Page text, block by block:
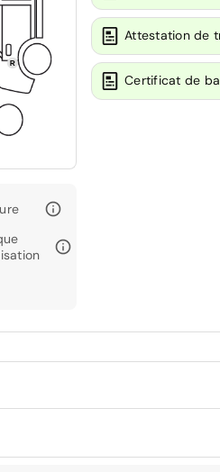
Attestation de
Certificat de